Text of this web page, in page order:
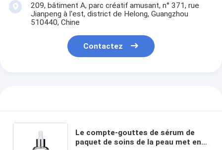
209, bâtiment A, parc créatif amusant, n° 371, rue
Jianpeng à l'est, district de Helong, Guangzhou
510440, Chine
Contactez
Le compte-gouttes de sérum de
paquet de soins de la peau met en